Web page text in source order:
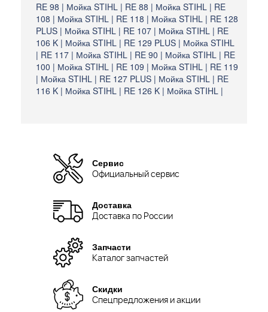
RE 98 | Мойка STIHL | RE 88 | Мойка STIHL | RE
108 | Мойка STIHL | RE 118 | Мойка STIHL | RE 128
PLUS | Мойка STIHL | RE 107 | Мойка STIHL | RE
106 K | Мойка STIHL | RE 129 PLUS | Мойка STIHL
| RE 117 | Мойка STIHL | RE 90 | Мойка STIHL | RE
100 | Мойка STIHL | RE 109 | Мойка STIHL | RE 119
| Мойка STIHL | RE 127 PLUS | Мойка STIHL | RE
116 K | Мойка STIHL | RE 126 K | Мойка STIHL |
Сервис
Официальный сервис
Доставка
Доставка по России
Запчасти
Каталог запчастей
Скидки
Спецпредложения и акции